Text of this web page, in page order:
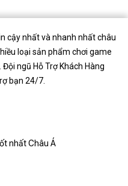
cậy nhất và nhanh nhất châu
loại sản phẩm chơi game
ngũ Hỗ Trợ Khách Hàng
bạn 24/7.
nhất Châu Á